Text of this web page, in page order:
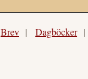
Brev | Dagböcker|